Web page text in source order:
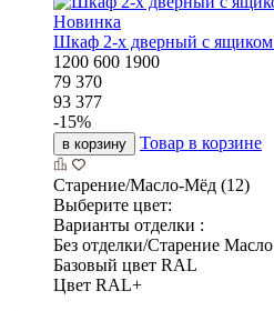
Новинка
Шкаф 2-х дверный с
1200 600 1900
79 370
93 377
-15%
в корзину Товар в корзине
Старение/Масло-Мёд (12)
Выберите цвет:
Варианты отделки :
Без отделки/Старение Масло
Базовый цвет RAL
Цвет RAL+